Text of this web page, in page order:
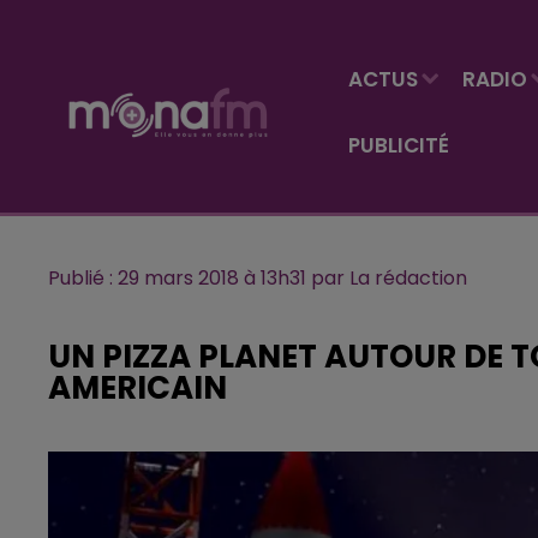
ACTUS RADIO
PUBLICITÉ
Publié : 29 mars 2018 à 13h31 par La rédaction
UN PIZZA PLANET AUTOUR DE
AMERICAIN